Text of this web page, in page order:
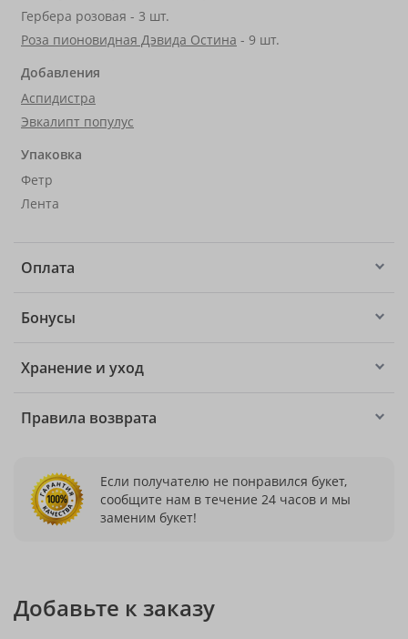
Гербера розовая - 3 шт.
Роза пионовидная Дэвида Остина - 9 шт.
Добавления
Аспидистра
Эвкалипт популус
Упаковка
Фетр
Лента
Оплата
Бонусы
Хранение и уход
Правила возврата
Если получателю не понравился букет,
сообщите нам в течение 24 часов и мы
заменим букет!
Добавьте к заказу